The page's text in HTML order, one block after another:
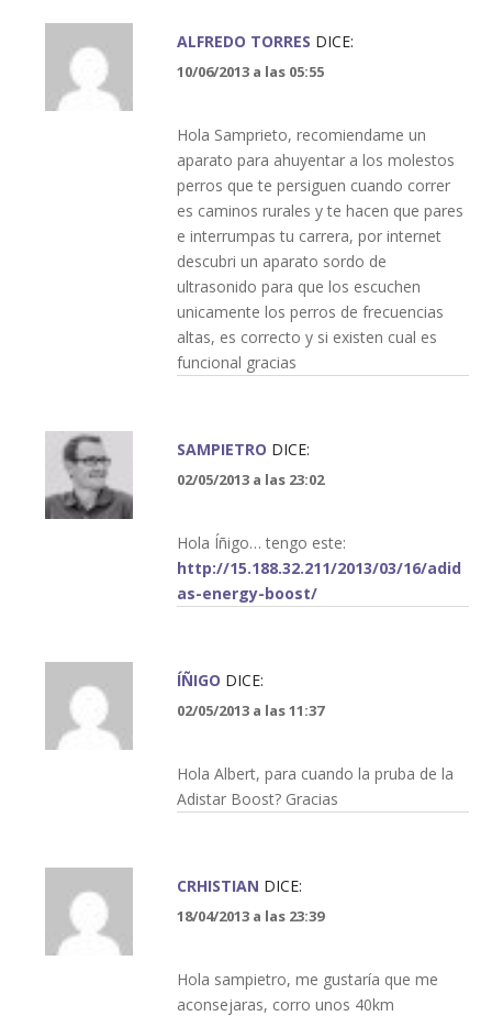
ALFREDO TORRES DICE:
10/06/2013 a las 05:55
Hola Samprieto, recomiendame un
aparato para ahuyentar a los molestos
perros que te persiguen cuando correr
es caminos rurales y te hacen que pares
e interrumpas tu carrera, por internet
descubri un aparato sordo de
ultrasonido para que los escuchen
unicamente los perros de frecuencias
altas, es correcto y si existen cual es
funcional gracias
SAMPIETRO DICE:
02/05/2013 a las 23:02
Hola Íñigo… tengo este:
http://15.188.32.211/2013/03/16/adid
as-energy-boost/
ÍÑIGO DICE:
02/05/2013 a las 11:37
Hola Albert, para cuando la pruba de la
Adistar Boost? Gracias
CRHISTIAN DICE:
18/04/2013 a las 23:39
Hola sampietro, me gustaría que me
aconsejaras, corro unos 40km